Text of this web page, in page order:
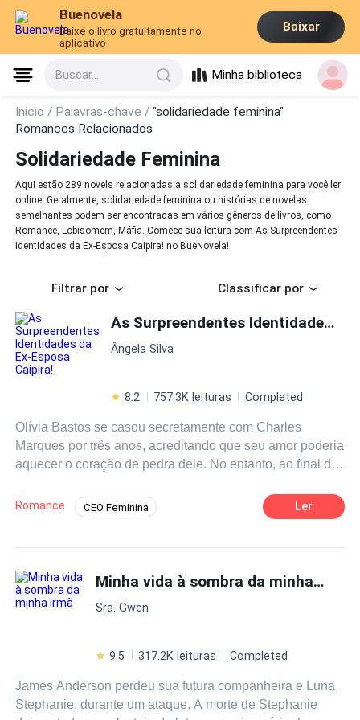
Buenovela
Baixe o livro gratuitamente no
aplicativo
Baixar
Buscar... Minha biblioteca
Inicio / Palavras-chave /"solidariedade feminina"
Romances Relacionados
Solidariedade Feminina
Aqui estão 289 novels relacionadas a solidariedade feminina para você ler
online. Geralmente, solidariedade feminina ou histórias de novelas
semelhantes podem ser encontradas em vários gêneros de livros, como
Romance, Lobisomem, Máfia. Comece sua leitura com As Surpreendentes
Identidades da Ex-Esposa Caipira! no BueNovela!
Filtrar por Classificar por
As Surpreendentes Identidades da Ex-Esposa Caipira!
Ângela Silva
8.2 757.3K leituras Completed
Olívia Bastos se casou secretamente com Charles
Marques por três anos, acreditando que seu amor poderia
aquecer o coração de pedra dele. No entanto, ao final do
em lhe entregar um acordo de divórcio. Desiludida, Olívia
aceitou o divórcio e retornou à sua verdadeira identidade
bilionária CEO, habilidosa médica, hacker de elite e
campeã de esgrima! Em um leilão, ela gastou uma
fortuna para se vingar da amante traiçoeira de Charles,
conquistando os empreendimentos de seu ex-marido
Perguntou Charles.- O que eu faço agora mal chega aos
pés do que você fez comigo na época! - Olívia sorriu
Romance CEO Feminina
Traição
Ler
Minha vida à sombra da minha irmã
Sra. Gwen
9.5 317.2K leituras Completed
James Anderson perdeu sua futura companheira e Luna,
Stephanie, durante um ataque. A morte de Stephanie